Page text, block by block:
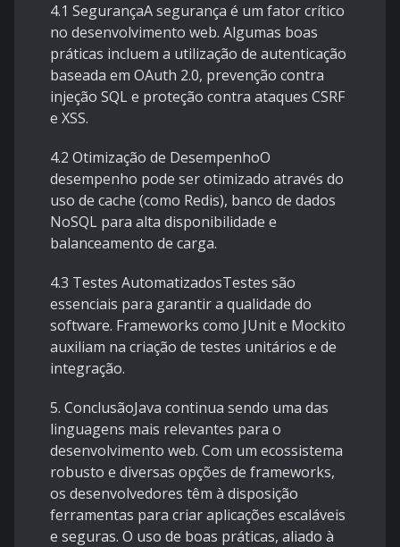
4.1 SegurançaA segurança é um fator crítico
no desenvolvimento web. Algumas boas
práticas incluem a utilização de autenticação
baseada em OAuth 2.0, prevenção contra
injeção SQL e proteção contra ataques CSRF
e XSS.
4.2 Otimização de DesempenhoO
desempenho pode ser otimizado através do
uso de cache (como Redis), banco de dados
NoSQL para alta disponibilidade e
balanceamento de carga.
4.3 Testes AutomatizadosTestes são
essenciais para garantir a qualidade do
software. Frameworks como JUnit e Mockito
auxiliam na criação de testes unitários e de
integração.
5. ConclusãoJava continua sendo uma das
linguagens mais relevantes para o
desenvolvimento web. Com um ecossistema
robusto e diversas opções de frameworks,
os desenvolvedores têm à disposição
ferramentas para criar aplicações escaláveis
e seguras. O uso de boas práticas, aliado à